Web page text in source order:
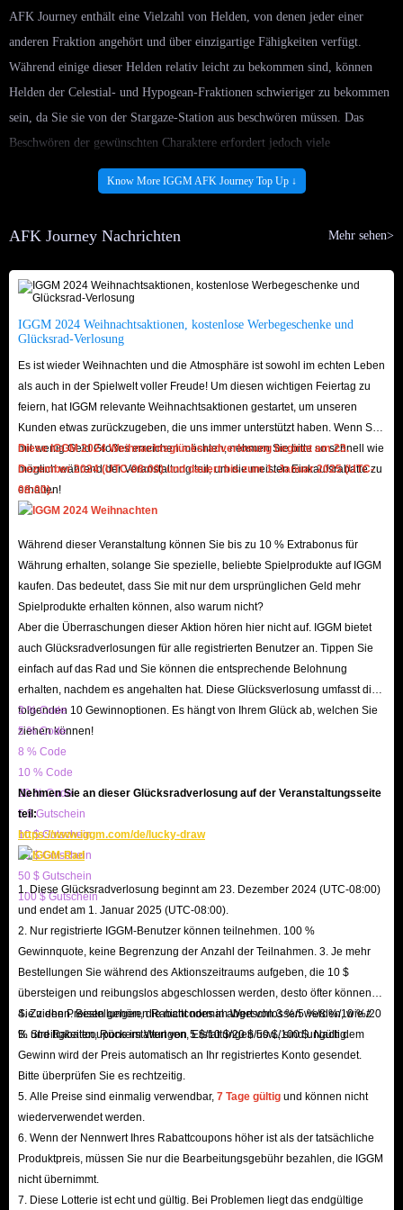
AFK Journey enthält eine Vielzahl von Helden, von denen jeder einer
anderen Fraktion angehört und über einzigartige Fähigkeiten verfügt.
Während einige dieser Helden relativ leicht zu bekommen sind, können
Helden der Celestial- und Hypogean-Fraktionen schwieriger zu bekommen
sein, da Sie sie von der Stargaze-Station aus beschwören müssen. Das
Beschwören der gewünschten Charaktere erfordert jedoch viele
hochrangige Ressourcen im Spiel, wie z. B. Stellar Crystals und Dragon
unverzichtbar, um neue Helden freizuschalten, Fähigkeiten zu verbessern
und seltene Gegenstände zu erhalten. Allerdings sind die Möglichkeiten,
diese Währung im Spiel zu erhalten, ziemlich begrenzt, sodass mehr
Spieler auf das Aufladen zurückgreifen, um ihre Ziele zu erreichen.
Natürlich bietet unser AFK Journey-Aufladeservice neben dem Aufladen
von Drachenkristallen auch Classic Gazette und Premium Gazette, einen
Kanal, der Sie mit einer stabilen Versorgung mit Kristallen und
Classic Gazette bietet Ihnen insgesamt 12.000 Diamanten, darunter 3.000
im Voraus, 9.000 für den Monat und einige VIP-Punkte.
Premium Gazette bietet Ihnen nicht nur Diamanten, sondern auch 70
den Monat, und einige VIP-Punkte.
Wie verwenden Sie Ihre AFK Journey-
Drachenkristalle richtig?
ist es wichtig, sie richtig auszugeben. Hier sind einige der strategischsten
Möglichkeiten, Kristalle einzusetzen:
Drachenkristalle, um mächtige Helden zu beschwören, da ein starkes
Team Ihren Fortschritt erheblich steigern kann.
Verbessern Sie wichtige Ausrüstung: Investieren Sie in die Verbesserung
der wichtigsten Ausrüstung Ihres Teams, um sicherzustellen, dass es für
Nehmen Sie an Events teil: Bei besonderen Events bringen AFK
Journey-Drachenkristalle tendenziell bessere Belohnungen, daher ist
Kaufen Sie Ressourcen: Erhalten Sie wichtige Ressourcen oder
Gegenstände, die Ihr Gameplay und Ihr Gesamterlebnis verbessern
können.
Vorrat anlegen: Behalten Sie einige Kristalle für kommende Updates
Helden bieten.
Indem Spieler diese Richtlinien befolgen, können sie fundierte
Entscheidungen darüber treffen, wie sie ihre Drachenkristalle in AFK
Journey am besten zuweisen, und so ein lohnendes Spielerlebnis
sicherstellen.
Know More IGGM AFK Journey Top Up ↓
AFK Journey Nachrichten Mehr sehen>
IGGM 2024 Weihnachtsaktionen, kostenlose Werbegeschenke und
Glücksrad-Verlosung
Es ist wieder Weihnachten und die Atmosphäre ist sowohl im echten Leben
als auch in der Spielwelt voller Freude! Um diesen wichtigen Feiertag zu
feiern, hat IGGM relevante Weihnachtsaktionen gestartet, um unseren
Kunden etwas zurückzugeben, die uns immer unterstützt haben. Wenn Sie
mit wenig Geld Großes erreichen möchten, nehmen Sie bitte so schnell wie
möglich während der Veranstaltung teil, um die meisten Einkaufsrabatte zu
erhalten!
Diese IGGM 2024 Weihnachtsglücksradverlosung beginnt am 23.
Dezember 2024 (UTC-08:00) und dauert bis zum 1. Januar 2025 (UTC-
08:00).
Während dieser Veranstaltung können Sie bis zu 10 % Extrabonus für
Währung erhalten, solange Sie spezielle, beliebte Spielprodukte auf IGGM
kaufen. Das bedeutet, dass Sie mit nur dem ursprünglichen Geld mehr
Spielprodukte erhalten können, also warum nicht?
Aber die Überraschungen dieser Aktion hören hier nicht auf. IGGM bietet
auch Glücksradverlosungen für alle registrierten Benutzer an. Tippen Sie
einfach auf das Rad und Sie können die entsprechende Belohnung
erhalten, nachdem es angehalten hat. Diese Glücksverlosung umfasst die
folgenden 10 Gewinnoptionen. Es hängt von Ihrem Glück ab, welchen Sie
ziehen können!
3 % Code
5 % Code
8 % Code
10 % Code
20 % Code
5 $ Gutschein
10 $ Gutschein
20 $ Gutschein
50 $ Gutschein
100 $ Gutschein
Nehmen Sie an dieser Glücksradverlosung auf der Veranstaltungsseite
teil:
https://www.iggm.com/de/lucky-draw
1. Diese Glücksradverlosung beginnt am 23. Dezember 2024 (UTC-08:00)
und endet am 1. Januar 2025 (UTC-08:00).
2. Nur registrierte IGGM-Benutzer können teilnehmen. 100 %
Gewinnquote, keine Begrenzung der Anzahl der Teilnahmen. 3. Je mehr
Bestellungen Sie während des Aktionszeitraums aufgeben, die 10 $
übersteigen und reibungslos abgeschlossen werden, desto öfter können
Sie ziehen. Bestellungen, die nicht normal abgeschlossen werden, wie z.
B. Streitigkeiten, Rückerstattungen, Erstattungen usw., sind ungültig.
4. Zu den Preisen gehören Rabattcodes im Wert von 3 %/5 %/8 %/10 %/20
% und Rabattcoupons im Wert von 5 $/10 $/20 $/50 $/100 $. Nach dem
Gewinn wird der Preis automatisch an Ihr registriertes Konto gesendet.
Bitte überprüfen Sie es rechtzeitig.
5. Alle Preise sind einmalig verwendbar, 7 Tage gültig und können nicht
wiederverwendet werden.
6. Wenn der Nennwert Ihres Rabattcoupons höher ist als der tatsächliche
Produktpreis, müssen Sie nur die Bearbeitungsgebühr bezahlen, die IGGM
nicht übernimmt.
7. Diese Lotterie ist echt und gültig. Bei Problemen liegt das endgültige